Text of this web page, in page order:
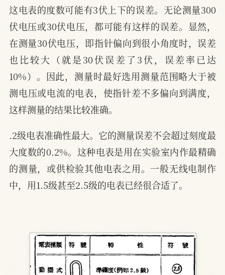
这电表的度数可能有3伏上下的误差。无论测量300
伏电压或30伏电压，都可能有这样的误差。显然，
在测量30伏电压，即指针偏向到很小角度时，误差
也比较大（就是30伏误差了3伏，误差率已达
10%）。因此，测量时最好选用测量范围略大于被
测电压或电流的电表，使指针差不多偏向到满度，
这样测量的结果比较准确。
.2级电表准确性最大。它的测量误差不会超过刻度最
大度数的0.2%。这种电表是用在实验室内作最精确
的测量，或供检验其他电表之用。一般无线电制作
中，用1.5级甚至2.5级的电表已经很合适了。